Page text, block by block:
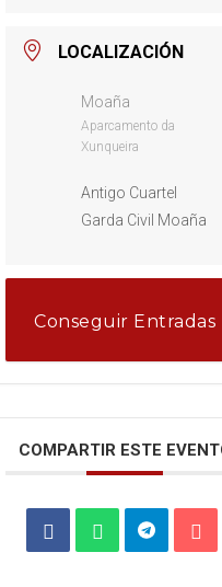
LOCALIZACIÓN
Moaña
Aparcamento da
Xunqueira
Antigo Cuartel
Garda Civil Moaña
Conseguir Entradas
COMPARTIR ESTE